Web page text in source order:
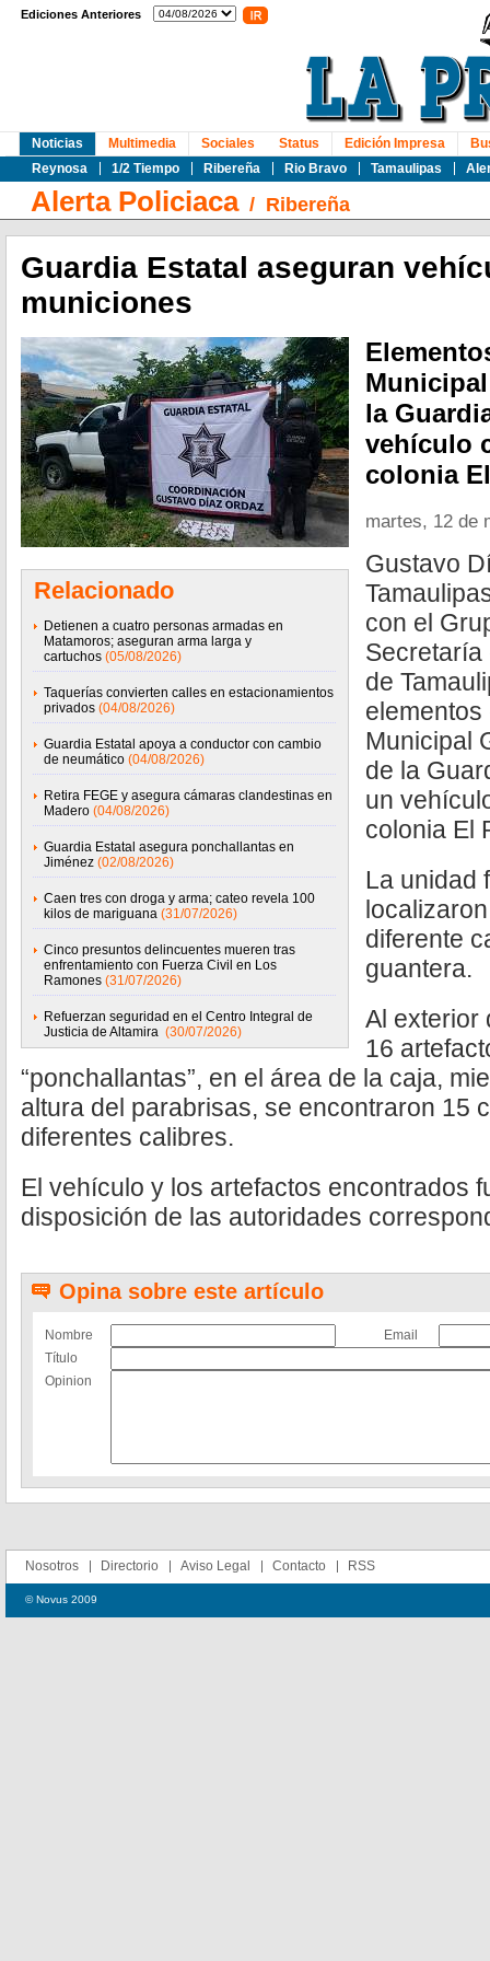
Ediciones Anteriores
Noticias
Reynosa
1/2 Tiempo Ribereña Rio Bravo Tamaulipas
Multimedia Sociales Status Edición Impresa
Alerta Policiaca/ Ribereña
Guardia Estatal aseguran
municiones
Relacionado
Detienen a cuatro personas armadas en
Matamoros; aseguran arma larga y
cartuchos (05/08/2026)
Taquerías convierten calles en estacionamientos
privados (04/08/2026)
Guardia Estatal apoya a conductor con cambio
de neumático (04/08/2026)
Retira FEGE y asegura cámaras clandestinas en
Madero (04/08/2026)
Guardia Estatal asegura ponchallantas en
Jiménez (02/08/2026)
Caen tres con droga y arma; cateo revela 100
kilos de mariguana (31/07/2026)
Cinco presuntos delincuentes mueren tras
enfrentamiento con Fuerza Civil en Los
Ramones (31/07/2026)
Refuerzan seguridad en el Centro Integral de
Justicia de Altamira (30/07/2026)
la
vehículo
colonia
martes, 12 de
Gustavo
con el
Secretaría
de
Municipal
de la
un
colonia El
La unidad
diferente
guantera.
Al exterior
16
“ponchallantas”, en el área de la caja,
altura del parabrisas, se encontraron 15
diferentes calibres.
El vehículo y los artefactos encontrados
disposición de las autoridades
Opina sobre este artículo
Nombre
Email
Título
Opinion
Nosotros Directorio Aviso Legal Contacto RSS
© Novus 2009